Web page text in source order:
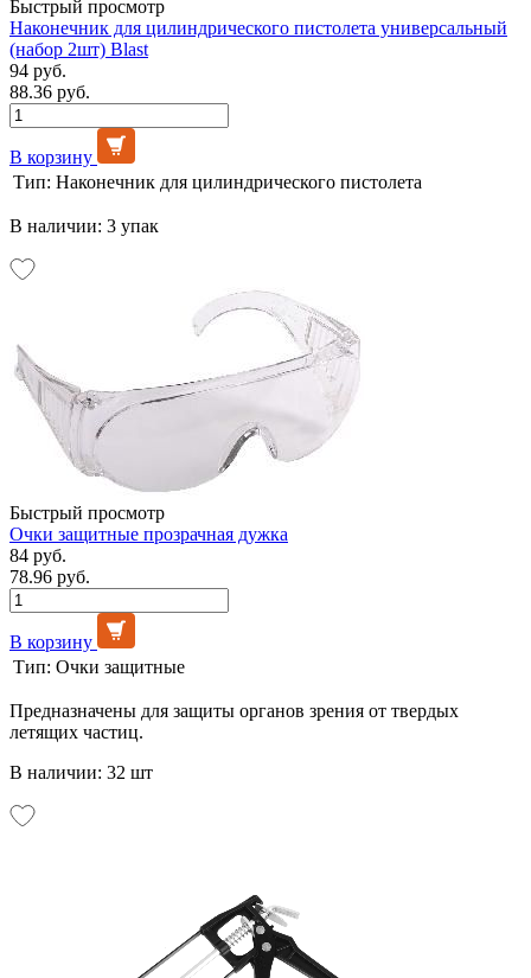
Быстрый просмотр
Наконечник для цилиндрического пистолета универсальный
(набор 2шт) Blast
94 руб.
88.36 руб.
В корзину
Тип: Наконечник для цилиндрического пистолета
В наличии: 3 упак
Быстрый просмотр
Очки защитные прозрачная дужка
84 руб.
78.96 руб.
В корзину
Тип: Очки защитные
Предназначены для защиты органов зрения от твердых
летящих частиц.
В наличии: 32 шт